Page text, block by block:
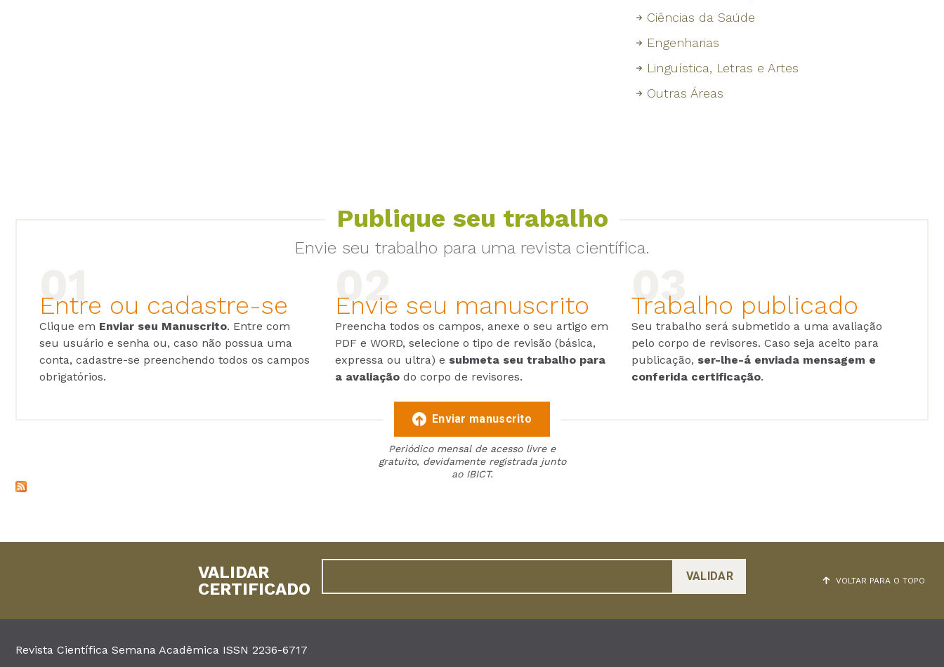
Ciências da Saúde
Engenharias
Linguística, Letras e Artes
Outras Áreas
Publique seu trabalho
Envie seu trabalho para uma revista científica.
Entre ou cadastre-se
Clique em Enviar seu Manuscrito. Entre com
seu usuário e senha ou, caso não possua uma
conta, cadastre-se preenchendo todos os campos
obrigatórios.
Envie seu manuscrito
Preencha todos os campos, anexe o seu artigo em
PDF e WORD, selecione o tipo de revisão (básica,
expressa ou ultra) e submeta seu trabalho para
a avaliação do corpo de revisores.
Trabalho publicado
Seu trabalho será submetido a uma avaliação
pelo corpo de revisores. Caso seja aceito para
publicação, ser-lhe-á enviada mensagem e
conferida certificação.
Enviar manuscrito
Periódico mensal de acesso livre e
gratuito, devidamente registrada junto
ao IBICT.
VOLTAR PARA O TOPO
VALIDAR
CERTIFICADO
Revista Científica Semana Acadêmica ISSN 2236-6717